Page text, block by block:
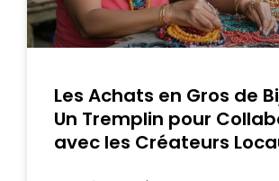
Les Achats en Gros de
Un Tremplin pour
avec les Créateurs